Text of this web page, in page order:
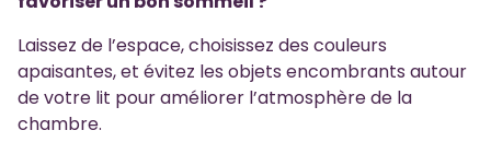
Laissez de l’espace, choisissez des couleurs
apaisantes, et évitez les objets encombrants autour
de votre lit pour améliorer l’atmosphère de la
chambre.